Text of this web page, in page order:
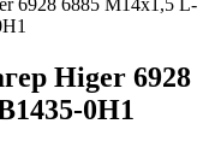
Higer 6928
0H1